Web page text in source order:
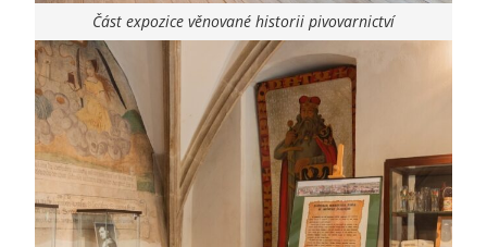
Část expozice věnované historii pivovarnictví